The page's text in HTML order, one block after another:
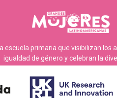
escuela primaria que visibilizan
igualdad de género y celebran la